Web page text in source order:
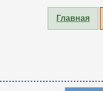
Главная